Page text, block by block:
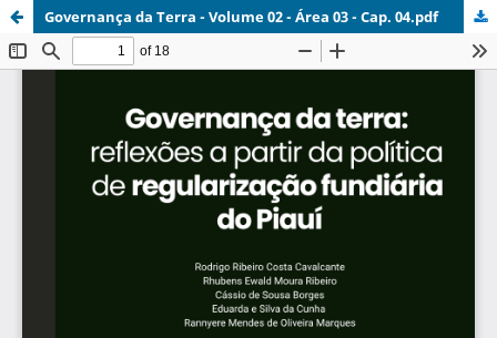
Governança da Terra - Volume 02 - Área 03 - Cap. 04.pdf